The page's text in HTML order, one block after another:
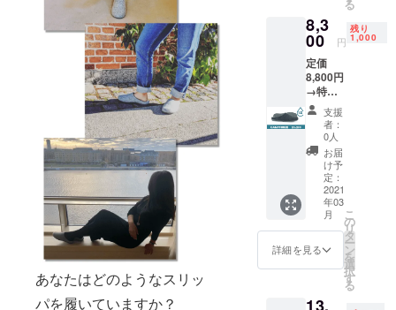
あなたはどのようなスリッ
パを履いていますか？
動をどうに
かしたいと
いうSamと
Seanに共感
し、日本の
総代理店と
なりまし
「プラス
チックを買
うのではな
く履こ
う！」応援
商品代
金に
は、ご
自宅ま
での送
料も含
まれて
お りま
す。 ・
製造状
況によ
り出荷
時期が
遅れる
場合が
ござい
ます。
お選び
くださ
い。 ※
それぞ
れのカ
ラーが
60足の
応援に
満たな
い場合
はどち
らか多
い方一
色の展
開とな
ります
ことご
商品代
る
8,3
00 円
残り
1,000
定価
8,800円
→特別
価格
8,300円
内容 コ
ン
フォー
トス
リッパ1
足 (本
体、保
存袋) カ
ラーは
第一希
望のカ
お選び
支援
者：
0人
お届
け予
定：
2021
年03
月
詳細を見る
こ
の
リ
タ
ー
ン
を
選
択
す
る
13,